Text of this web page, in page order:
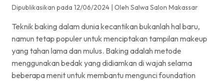
Dipublikasikan pada 12/06/2024 | Oleh Salwa Salon Makassar
Teknik baking dalam dunia kecantikan bukanlah hal baru,
namun tetap populer untuk menciptakan tampilan makeup
yang tahan lama dan mulus. Baking adalah metode
menggunakan bedak yang didiamkan di wajah selama
beberapa menit untuk membantu mengunci foundation